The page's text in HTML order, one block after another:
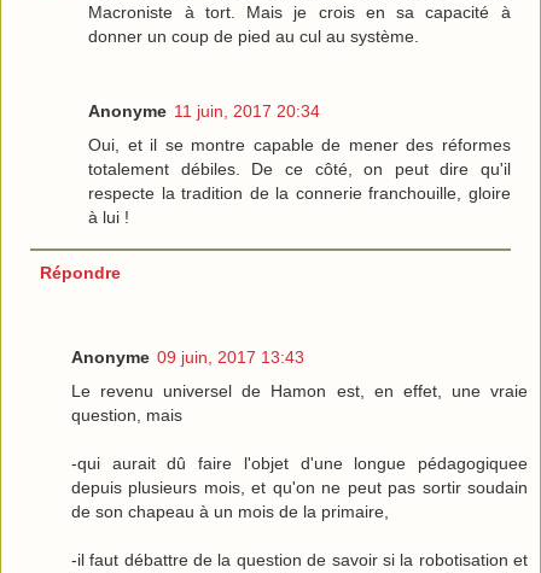
Macroniste à tort. Mais je crois en sa capacité à
donner un coup de pied au cul au système.
Anonyme 11 juin, 2017 20:34
Oui, et il se montre capable de mener des réformes
totalement débiles. De ce côté, on peut dire qu'il
respecte la tradition de la connerie franchouille, gloire
à lui !
Répondre
Anonyme 09 juin, 2017 13:43
Le revenu universel de Hamon est, en effet, une vraie
question, mais
-qui aurait dû faire l'objet d'une longue pédagogiquee
depuis plusieurs mois, et qu'on ne peut pas sortir soudain
de son chapeau à un mois de la primaire,
-il faut débattre de la question de savoir si la robotisation et